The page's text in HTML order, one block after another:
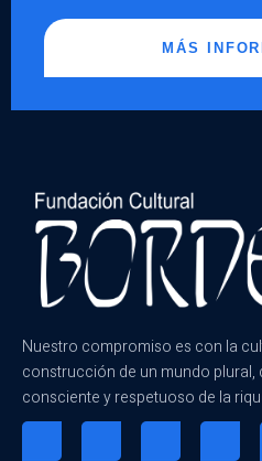
MÁS
Nuestro compromiso es con la
construcción de un mundo
consciente y respetuoso de la